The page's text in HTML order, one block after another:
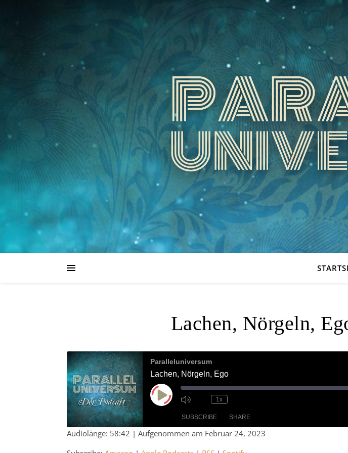
Lachen, Nörgeln,
Paralleluniversum
Lachen, Nörgeln, Ego
Play Episode 1x
SUBSCRIBE SHARE
Audiolänge: 58:42 | Aufgenommen am Februar 24, 2023